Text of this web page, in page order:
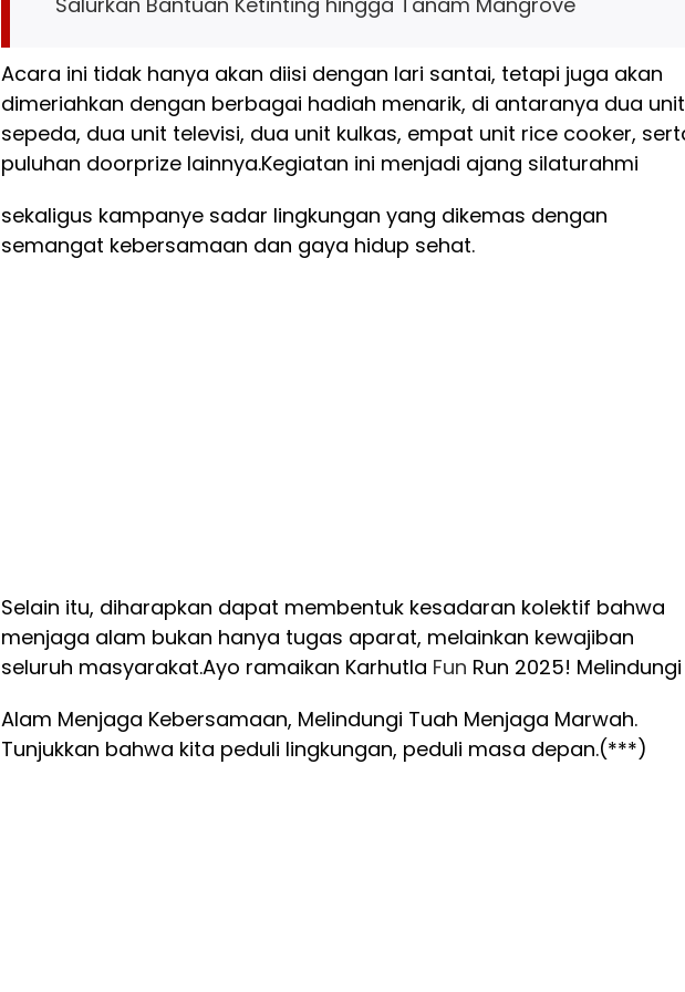
Acara ini tidak hanya akan diisi dengan lari santai, tetapi juga akan
dimeriahkan dengan berbagai hadiah menarik, di antaranya dua unit
sepeda, dua unit televisi, dua unit kulkas, empat unit rice cooker,
puluhan doorprize lainnya.Kegiatan ini menjadi ajang silaturahmi
sekaligus kampanye sadar lingkungan yang dikemas dengan
semangat kebersamaan dan gaya hidup sehat.
Selain itu, diharapkan dapat membentuk kesadaran kolektif bahwa
menjaga alam bukan hanya tugas aparat, melainkan kewajiban
seluruh masyarakat.Ayo ramaikan Karhutla Fun Run 2025! Melindungi
Alam Menjaga Kebersamaan, Melindungi Tuah Menjaga Marwah.
Tunjukkan bahwa kita peduli lingkungan, peduli masa depan.(***)